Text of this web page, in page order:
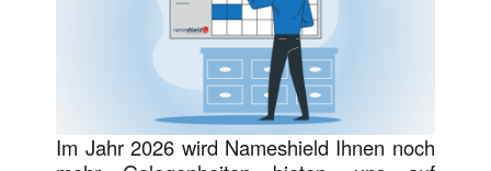
Im Jahr 2026 wird Nameshield Ihnen noch